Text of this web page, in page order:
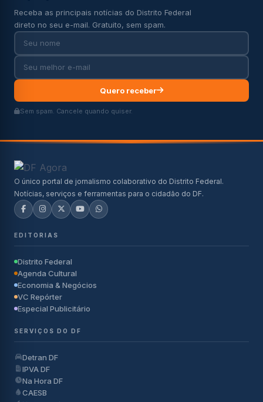
Receba as principais notícias do Distrito Federal
direto no seu e-mail. Gratuito, sem spam.
Quero receber
Sem spam. Cancele quando quiser.
O único portal de jornalismo colaborativo do Distrito Federal.
Notícias, serviços e ferramentas para o cidadão do DF.
EDITORIAS
Distrito Federal
Agenda Cultural
Economia & Negócios
VC Repórter
Especial Publicitário
SERVIÇOS DO DF
Detran DF
IPVA DF
Na Hora DF
CAESB